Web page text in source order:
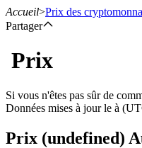
Contrats à terme
Accueil>Prix des
Partager
Prix
Si vous n'êtes pas sûr de
Données mises à jour le à
Prix (undefined)